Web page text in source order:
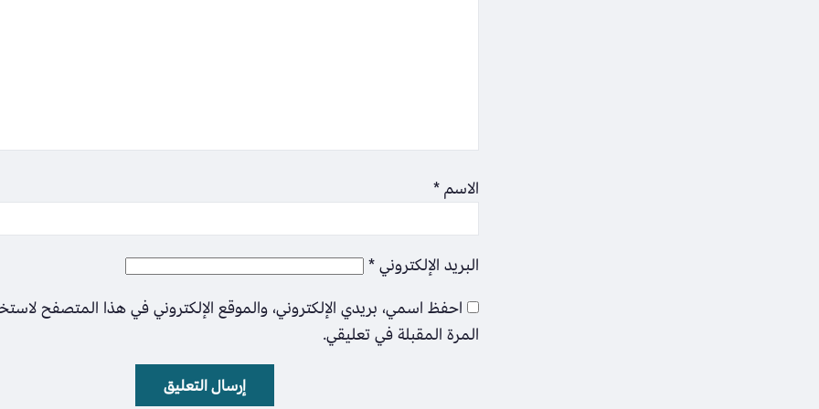
الاسم*
البريد الإلكتروني*
احفظ اسمي، بريدي الإلكتروني، والموقع الإلكتروني في هذا المتصفح
المرة المقبلة في تعليقي.